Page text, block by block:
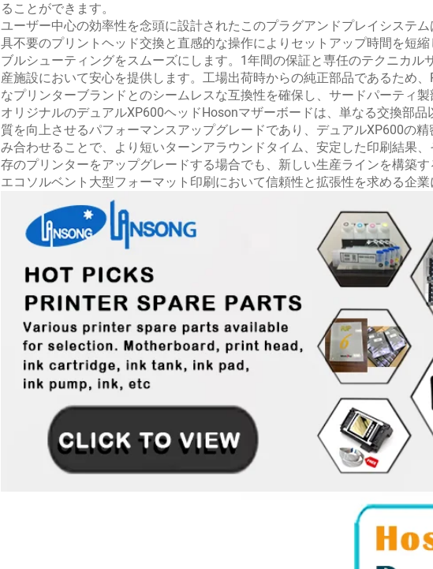
ることができます。
ユーザー中心の効率性を念頭に設計されたこのプラグアンドプレイシステ
具不要のプリントヘッド交換と直感的な操作によりセットアップ時間を短
ブルシューティングをスムーズにします。1年間の保証と専任のテクニカル
産施設において安心を提供します。工場出荷時からの純正部品であるため
なプリンターブランドとのシームレスな互換性を確保し、サードパーティ製
オリジナルのデュアルXP600ヘッドHosonマザーボードは、単なる交換部
質を向上させるパフォーマンスアップグレードであり、デュアルXP600の
み合わせることで、より短いターンアラウンドタイム、安定した印刷結果
存のプリンターをアップグレードする場合でも、新しい生産ラインを構築
エコソルベント大型フォーマット印刷において信頼性と拡張性を求める企業